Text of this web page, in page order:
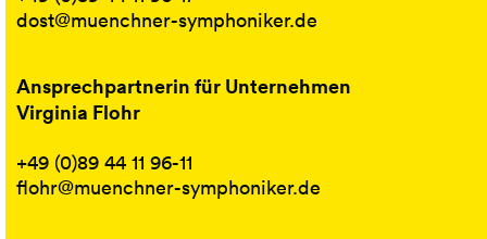
dost@muenchner-symphoniker.de
Ansprechpartnerin für Unternehmen
Virginia Flohr
+49 (0)89 44 11 96-11
flohr@muenchner-symphoniker.de